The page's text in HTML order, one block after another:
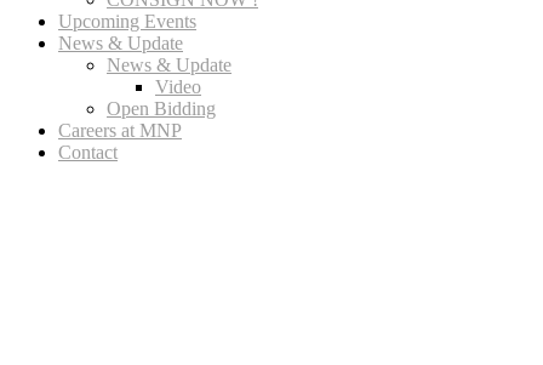
Upcoming Events
News & Update
News & Update
Video
Open Bidding
Careers at MNP
Contact